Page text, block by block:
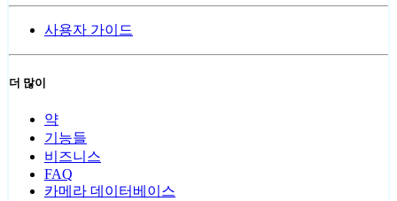
사용자 가이드
더 많이
약
기능들
비즈니스
FAQ
카메라 데이터베이스